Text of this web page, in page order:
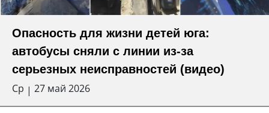
Опасность для жизни детей юга:
автобусы сняли с линии из-за
серьезных неисправностей (видео)
Ср | 27 май 2026